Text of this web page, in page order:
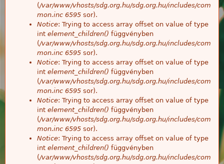
(/var/www/vhosts/sdg.org.hu/sdg.org.hu/includes/com
mon.inc 6595 sor).
Notice: Trying to access array offset on value of type
int element_children() függvényben
(/var/www/vhosts/sdg.org.hu/sdg.org.hu/includes/com
mon.inc 6595 sor).
Notice: Trying to access array offset on value of type
int element_children() függvényben
(/var/www/vhosts/sdg.org.hu/sdg.org.hu/includes/com
mon.inc 6595 sor).
Notice: Trying to access array offset on value of type
int element_children() függvényben
(/var/www/vhosts/sdg.org.hu/sdg.org.hu/includes/com
mon.inc 6595 sor).
Notice: Trying to access array offset on value of type
int element_children() függvényben
(/var/www/vhosts/sdg.org.hu/sdg.org.hu/includes/com